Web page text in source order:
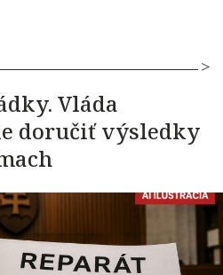
Vláda
doručiť výsledky